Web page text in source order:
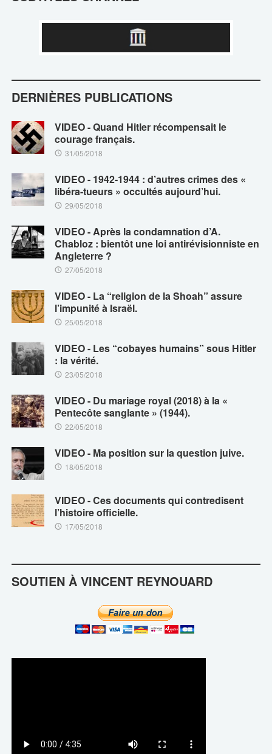
DERNIÈRES PUBLICATIONS
VIDEO - Quand Hitler récompensait le
courage français.
31/05/2018
VIDEO - 1942-1944 : d’autres crimes des «
libéra-tueurs » occultés aujourd’hui.
29/05/2018
VIDEO - Après la condamnation d’A.
Chabloz : bientôt une loi antirévisionniste en
Angleterre ?
27/05/2018
VIDEO - La “religion de la Shoah” assure
l’impunité à Israël.
25/05/2018
VIDEO - Les “cobayes humains” sous Hitler
: la vérité.
23/05/2018
VIDEO - Du mariage royal (2018) à la «
Pentecôte sanglante » (1944).
22/05/2018
VIDEO - Ma position sur la question juive.
18/05/2018
VIDEO - Ces documents qui contredisent
l’histoire officielle.
17/05/2018
SOUTIEN À VINCENT REYNOUARD